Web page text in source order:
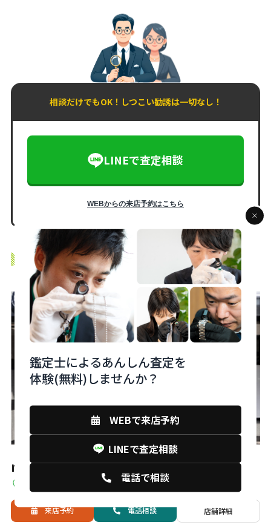
相談だけでもOK！しつこい勧誘は一切なし！
LINEで査定相談
WEBからの来店予約はこちら
monobankの店舗紹介
monobank下関店
山口県下関市中之町11-7
来店予約 電話相談 店舗詳細
鑑定士によるあんしん査定を
体験(無料)しませんか？
WEBで来店予約
LINEで査定相談
電話で相談